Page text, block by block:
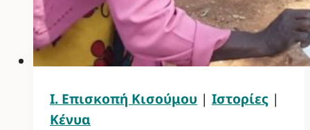
Ι. Επισκοπή Κισούμου | Ιστορίες |
Κένυα